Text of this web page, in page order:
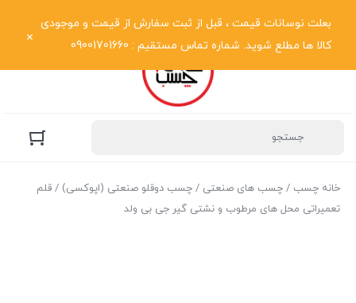
بعلت نوسانات قیمت ، قبل از ثبت سفارش از قیمت و موجودی
کالا ها مطلع شوید. شماره تماس مستقیم : 09001701660
خانه چسب / چسب های صنعتی / چسب دوقلو صنعتی (اپوکسی) / قلم
تعمیراتی محل های مرطوب و نشتی گیر جی بی ولد